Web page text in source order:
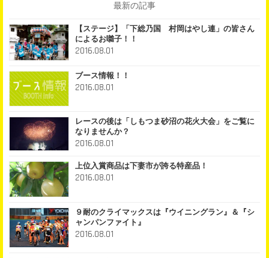
最新の記事
【ステージ】「下総乃国 村岡はやし連」の皆さん
によるお囃子！！
2016.08.01
ブース情報！！
2016.08.01
レースの後は「しもつま砂沼の花火大会」をご覧に
なりませんか？
2016.08.01
上位入賞商品は下妻市が誇る特産品！
2016.08.01
９耐のクライマックスは『ウイニングラン』＆『シ
ャンパンファイト』
2016.08.01